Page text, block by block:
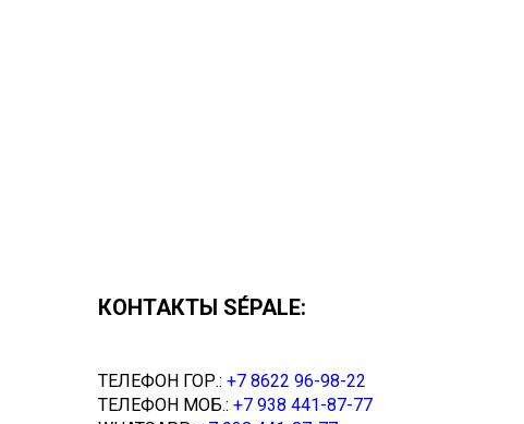
КОНТАКТЫ SÉPALE:
ТЕЛЕФОН ГОР.: +7 8622 96-98-22
ТЕЛЕФОН МОБ.: +7 938 441-87-77